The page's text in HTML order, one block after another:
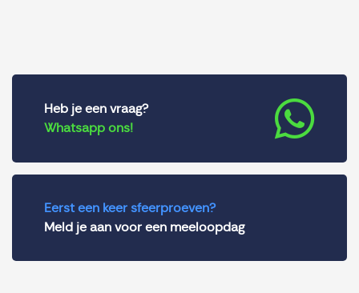
Heb je een vraag?
Whatsapp ons!
Eerst een keer sfeerproeven?
Meld je aan voor een meeloopdag